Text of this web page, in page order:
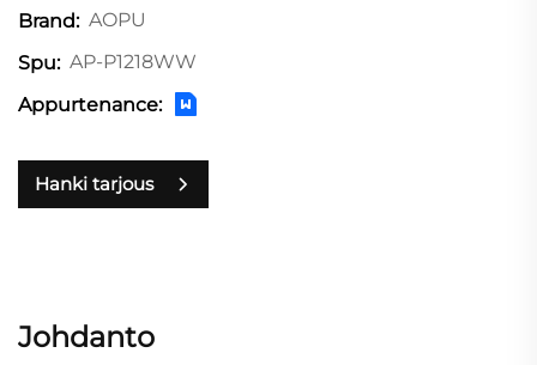
Brand: AOPU
Spu: AP-P1218WW
Appurtenance:
Hanki tarjous
Johdanto